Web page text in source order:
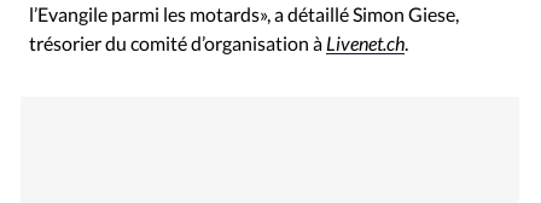
l’Evangile parmi les motards», a détaillé Simon Giese,
trésorier du comité d’organisation à Livenet.ch